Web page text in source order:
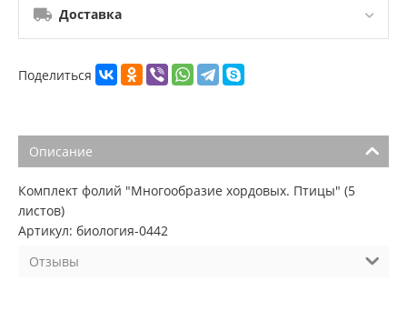
Доставка
Поделиться
Описание
Комплект фолий "Многообразие хордовых. Птицы" (5
листов)
Артикул: биология-0442
Отзывы